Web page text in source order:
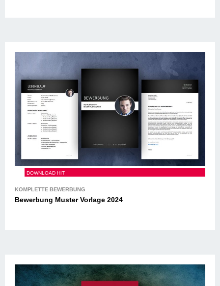
Bewerbung Muster Vorlage 2024